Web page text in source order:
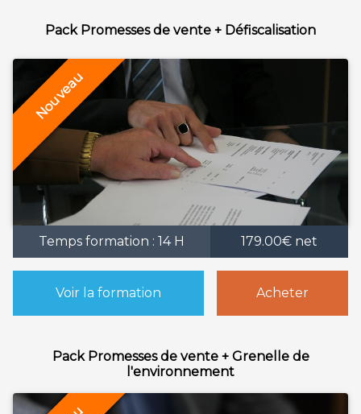
Pack Promesses de vente + Défiscalisation
Temps formation : 14 H 179.00€ net
Voir la formation Acheter
Pack Promesses de vente + Grenelle de
l'environnement